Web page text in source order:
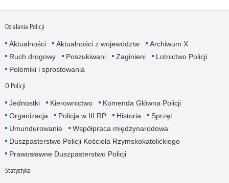
Działania Policji
Aktualności Aktualności z województw
Archiwum X
Ruch drogowy
Poszukiwani Zaginieni
Lotnictwo Policji
Polemiki i sprostowania
O Policji
Jednostki Kierownictwo
Komenda Główna Policji
Organizacja
Policja w III RP Historia
Sprzęt
Umundurowanie
Współpraca międzynarodowa
Duszpasterstwo Policji Kościoła Rzymskokatolickiego
Prawosławne Duszpasterstwo Policji
Statystyka